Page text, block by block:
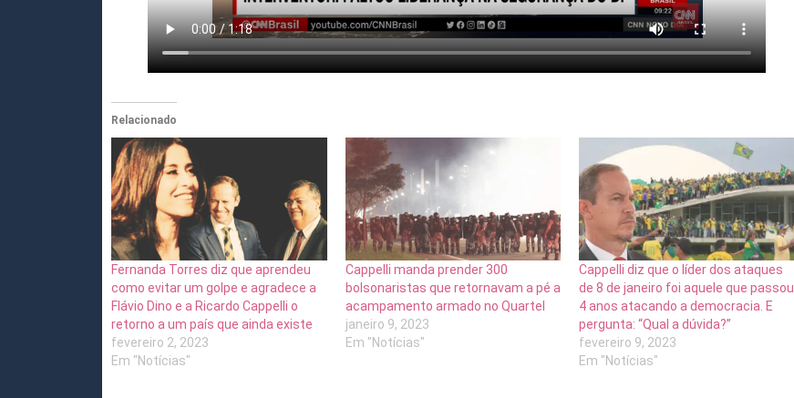
Relacionado
Fernanda Torres diz que aprendeu
como evitar um golpe e agradece a
Flávio Dino e a Ricardo Cappelli o
retorno a um país que ainda existe
fevereiro 2, 2023
Em "Notícias"
Cappelli manda prender 300
bolsonaristas que retornavam a pé a
acampamento armado no Quartel
janeiro 9, 2023
Em "Notícias"
Cappelli diz que o líder dos ataques
de 8 de janeiro foi aquele que passou
4 anos atacando a democracia. E
pergunta: “Qual a dúvida?”
fevereiro 9, 2023
Em "Notícias"